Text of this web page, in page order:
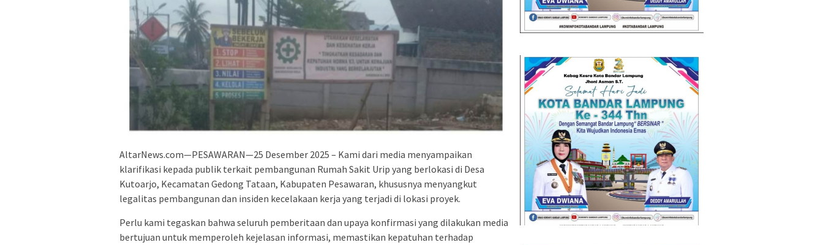
AltarNews.com—PESAWARAN—25 Desember 2025 – Kami dari media menyampaikan
klarifikasi kepada publik terkait pembangunan Rumah Sakit Urip yang berlokasi di Desa
Kutoarjo, Kecamatan Gedong Tataan, Kabupaten Pesawaran, khususnya menyangkut
legalitas pembangunan dan insiden kecelakaan kerja yang terjadi di lokasi proyek.
Perlu kami tegaskan bahwa seluruh pemberitaan dan upaya konfirmasi yang dilakukan media
bertujuan untuk memperoleh kejelasan informasi, memastikan kepatuhan terhadap